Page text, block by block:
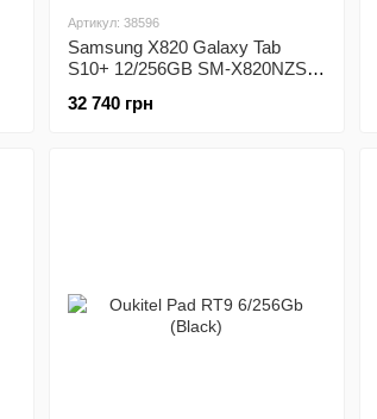
Артикул: 38596
Samsung X820 Galaxy Tab
S10+ 12/256GB SM-X820NZSR
32 740 грн